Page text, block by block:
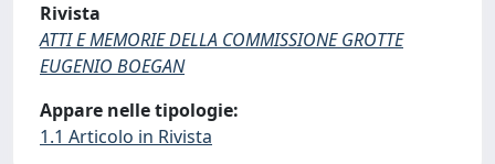
Rivista
ATTI E MEMORIE DELLA COMMISSIONE GROTTE
EUGENIO BOEGAN
Appare nelle tipologie:
1.1 Articolo in Rivista